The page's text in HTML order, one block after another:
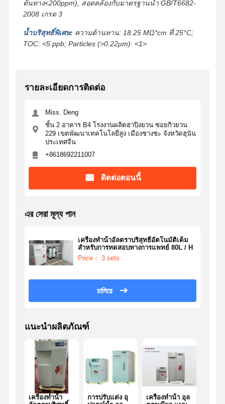
ต้นทาง<200ppm), สอดคล้องกับมาตรฐานน้ำ GB/T6682-
2008 เกรด 3
น้ำบริสุทธิ์พิเศษ: ความต้านทาน: 18.25 MΩ*cm ที่ 25°C;
TOC: <5 ppb; Particles (>0.22μm): <1>
รายละเอียดการติดต่อ
Miss. Deng
ชั้น 2 อาคาร B4 โรงงานผลิตฮาปิงยวน ซอยกิวยวน
229 เขตพัฒนาเทคโนโลยีสูง เมืองชางชะ จังหวัดฮุนัน
ประเทศจีน
+8618692211007
ติดต่อตอนนี้
এর সেরা মূল্য পান
เครื่องทําน้ําอัลตราบริสุทธิ์อัตโนมัติเต็ม
สําหรับการทดสอบทางการแพทย์ 80L / H
Price： 3 sets
চালিয়ে
แนะนำผลิตภัณฑ์
เครื่องทําน้ํา
การปรับแต่ง อุ
เครื่องทําน้ํา อุล